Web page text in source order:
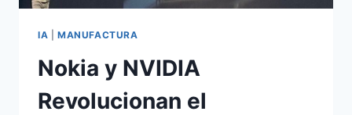
IA MANUFACTURA
Nokia y NVIDIA
Revolucionan el